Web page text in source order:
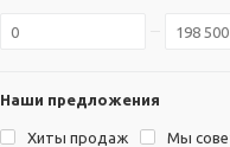
Наши предложения
Хиты продаж Мы